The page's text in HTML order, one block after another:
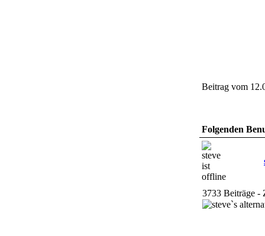
Beitrag vom
Folgenden
3733 Beiträge -